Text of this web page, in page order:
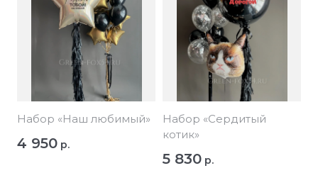
Набор «Наш любимый»
4 950 р.
Набор «Сердитый
котик»
5 830 р.